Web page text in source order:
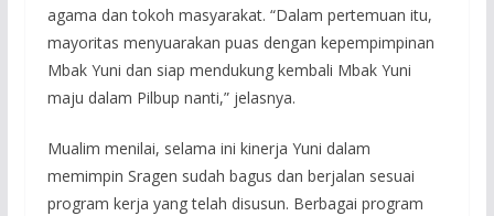
agama dan tokoh masyarakat. “Dalam pertemuan itu,
mayoritas menyuarakan puas dengan kepempimpinan
Mbak Yuni dan siap mendukung kembali Mbak Yuni
maju dalam Pilbup nanti,” jelasnya.
Mualim menilai, selama ini kinerja Yuni dalam
memimpin Sragen sudah bagus dan berjalan sesuai
program kerja yang telah disusun. Berbagai program